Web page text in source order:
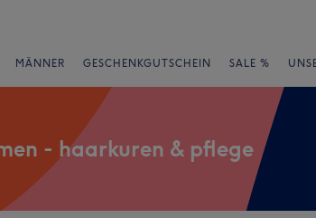
MÄNNER GESCHENKGUTSCHEIN SALE %
- haarkuren & pflege